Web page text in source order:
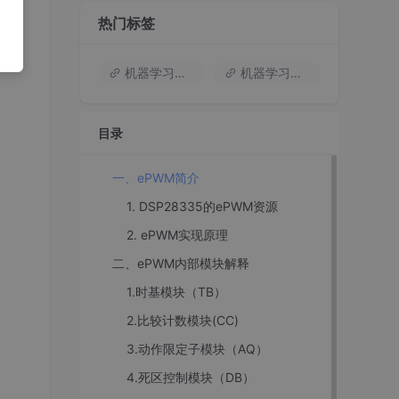
热门标签
机器学习入门 机器学习基础知识
目录
一、ePWM简介
1. DSP28335的ePWM资源
2. ePWM实现原理
二、ePWM内部模块解释
1.时基模块（TB）
2.比较计数模块(CC)
3.动作限定子模块（AQ）
4.死区控制模块（DB）